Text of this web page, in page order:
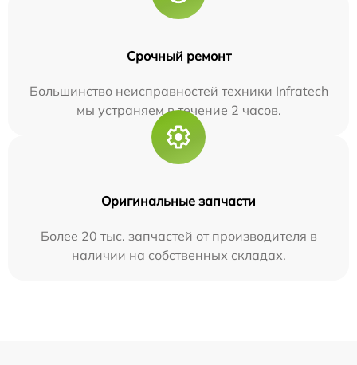
Срочный ремонт
Большинство неисправностей техники Infratech
мы устраняем в течение 2 часов.
Оригинальные запчасти
Более 20 тыс. запчастей от производителя в
наличии на собственных складах.